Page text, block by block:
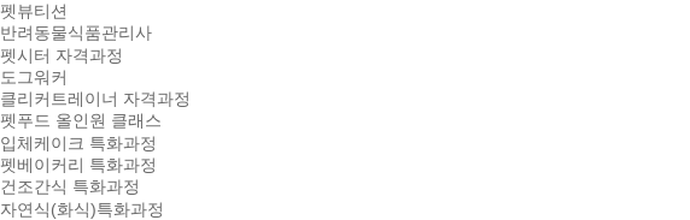
펫뷰티션
반려동물식품관리사
펫시터 자격과정
도그워커
클리커트레이너 자격과정
펫푸드 올인원 클래스
입체케이크 특화과정
펫베이커리 특화과정
건조간식 특화과정
자연식(화식)특화과정